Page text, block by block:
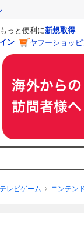
もっと便利に新規取得
ン
ヤフーショッ
テレビゲーム ニンテン